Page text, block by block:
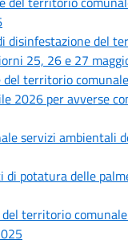
disinfestazione del
25, 26 e 27
del territorio
2026 per avverse
servizi ambientali
di potatura delle
territorio